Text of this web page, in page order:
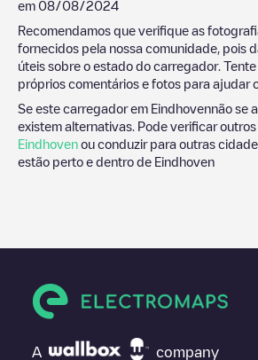
em 08/08/2024
Recomendamos que verifique as
fornecidos pela nossa comunidade, pois
úteis sobre o estado do carregador.
próprios comentários e fotos para ajudar
Se este carregador em Eindhovennão se
existem alternativas. Pode verificar
Eindhoven ou conduzir para outras
estão perto e dentro de Eindhoven
A company